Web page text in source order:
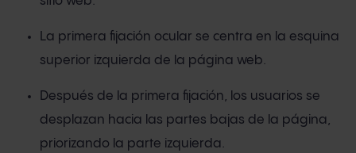
La primera fijación ocular se centra en la esquina
superior izquierda de la página web.
Después de la primera fijación, los usuarios se
desplazan hacia las partes bajas de la página,
priorizando la parte izquierda.